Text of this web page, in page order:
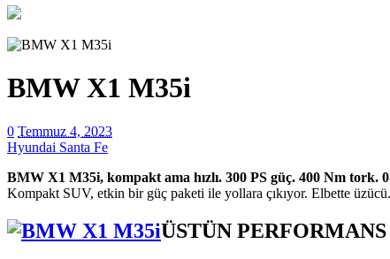
BMW X1 M35i
0 Temmuz 4, 2023
Hyundai Santa Fe
BMW X1 M35i, kompakt ama hızlı. 300 PS güç. 400 Nm tork.
Kompakt SUV, etkin bir güç paketi ile yollara çıkıyor. Elbette
ÜSTÜN PERFORMANS